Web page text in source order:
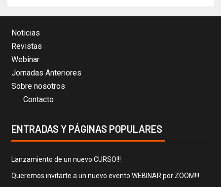
Noticias
Revistas
Webinar
Jornadas Anteriores
Sobre nosotros
Contacto
ENTRADAS Y PÁGINAS POPULARES
Lanzamiento de un nuevo CURSO!!!
Queremos invitarte a un nuevo evento WEBINAR por ZOOM!!!